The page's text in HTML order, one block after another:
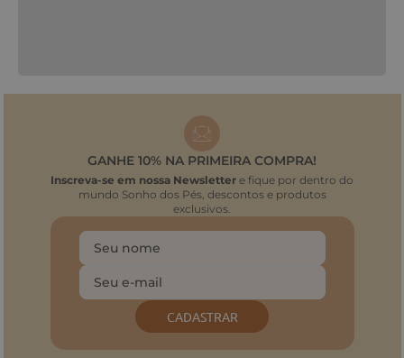
GANHE 10% NA PRIMEIRA COMPRA!
Inscreva-se em nossa Newsletter e fique por dentro do
mundo Sonho dos Pés, descontos e produtos
exclusivos.
CADASTRAR